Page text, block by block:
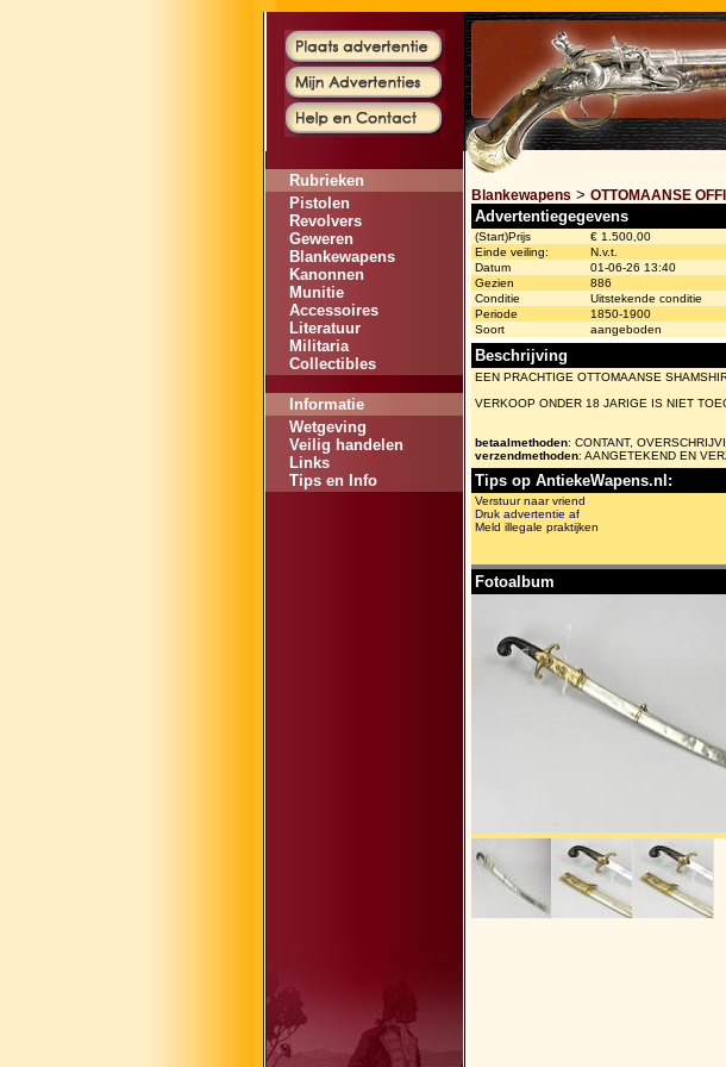
Rubrieken
Pistolen
Revolvers
Geweren
Blankewapens
Kanonnen
Munitie
Accessoires
Literatuur
Militaria
Collectibles
Informatie
Wetgeving
Veilig handelen
Links
Tips en Info
Blankewapens > OTTOMAANSE
Advertentiegegevens
(Start)Prijs
€ 1.500,00
Einde veiling:
N.v.t.
Datum
01-06-26 13:40
Gezien
886
Conditie
Uitstekende conditie
Periode
1850-1900
Soort
aangeboden
Beschrijving
EEN PRACHTIGE OTTOMAANSE
VERKOOP ONDER 18 JARIGE IS NIET
betaalmethoden: CONTANT,
verzendmethoden: AANGETEKEND EN
Tips op AntiekeWapens.nl:
Verstuur naar vriend
Druk advertentie af
Meld illegale praktijken
Fotoalbum